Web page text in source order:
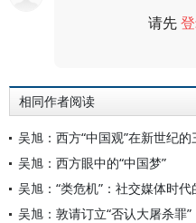
请先
相同作者阅读
吴旭：西方“中国观”在新世纪的
吴旭：西方眼中的“中国梦”
吴旭：“类危机”：社交媒体时
吴旭：敦请订立“否认大屠杀罪”